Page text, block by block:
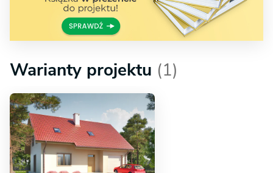
Warianty projektu (1)